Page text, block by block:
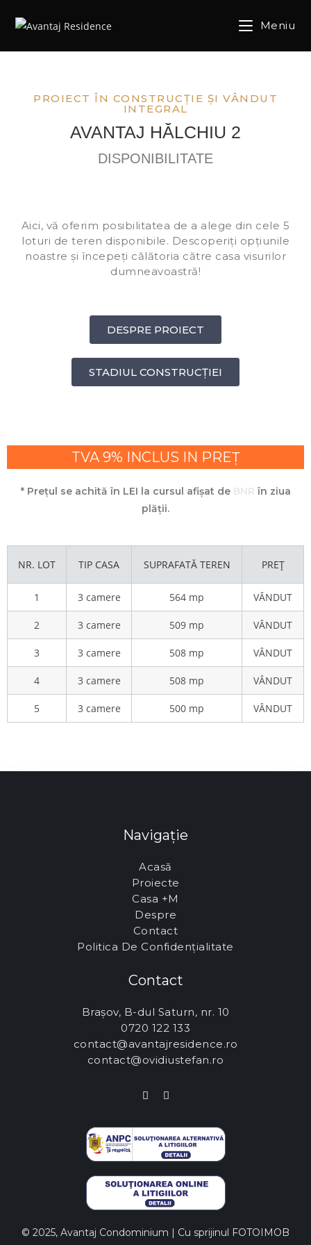
Meniu
PROIECT ÎN CONSTRUCȚIE ȘI VÂNDUT
INTEGRAL
AVANTAJ HĂLCHIU 2
DISPONIBILITATE
Aici, vă oferim posibilitatea de a alege din cele 5
loturi de teren disponibile. Descoperiți opțiunile
noastre și începeți călătoria către casa visurilor
dumneavoastră!
DESPRE PROIECT
STADIUL CONSTRUCȚIEI
TVA 9% INCLUS IN PREȚ
* Prețul se achită în LEI la cursul afișat de
în ziua
plății.
NR. LOT TIP CASA SUPRAFATĂ TEREN PREȚ
1 3 camere 564 mp VÂNDUT
2 3 camere 509 mp VÂNDUT
3 3 camere 508 mp VÂNDUT
4 3 camere 508 mp VÂNDUT
5 3 camere 500 mp VÂNDUT
Navigație
Acasă
Proiecte
Casa +M
Despre
Contact
Politica De Confidențialitate
Contact
Brașov, B-dul Saturn, nr. 10
0720 122 133
contact@avantajresidence.ro
contact@ovidiustefan.ro
© 2025, Avantaj Condominium | Cu sprijinul FOTOIMOB